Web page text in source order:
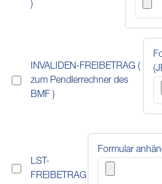
)
INVALIDEN-FREIBETRAG (
zum Pendlerrechner des
BMF )
LST-
FREIBETRAG
Formular